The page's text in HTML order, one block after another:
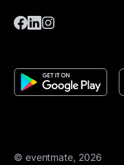
© eventmate, 2026